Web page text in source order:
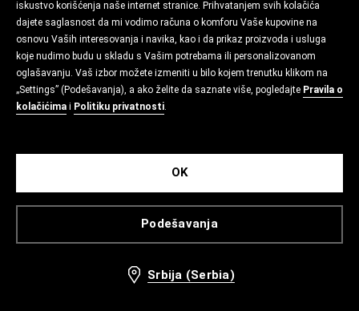
iskustvo korišćenja naše internet stranice. Prihvatanjem svih kolačića
dajete saglasnost da mi vodimo računa o komforu Vaše kupovine na
osnovu Vaših interesovanja i navika, kao i da prikaz proizvoda i usluga
koje nudimo budu u skladu s Vašim potrebama ili personalizovanom
oglašavanju. Vaš izbor možete izmeniti u bilo kojem trenutku klikom na
„Settings” (Podešavanja), a ako želite da saznate više, pogledajte Pravila o
kolačićima i Politiku privatnosti.
Podešavanja
OK
Srbija (Serbia)